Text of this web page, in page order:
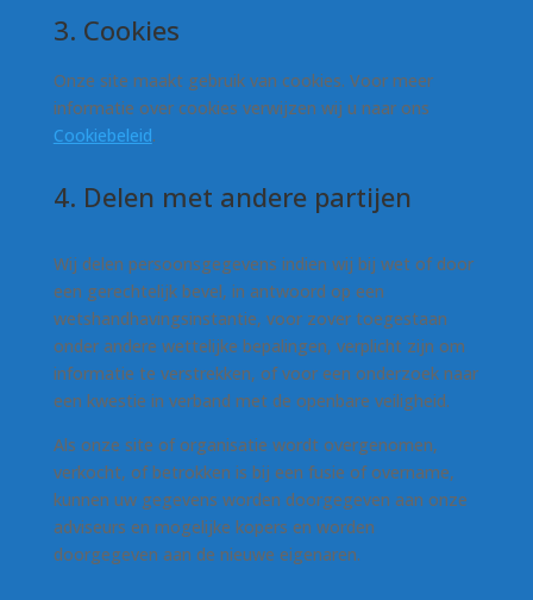
3. Cookies
Onze site maakt gebruik van cookies. Voor meer
informatie over cookies verwijzen wij u naar ons
Cookiebeleid.
4. Delen met andere partijen
Wij delen persoonsgegevens indien wij bij wet of door
een gerechtelijk bevel, in antwoord op een
wetshandhavingsinstantie, voor zover toegestaan
onder andere wettelijke bepalingen, verplicht zijn om
informatie te verstrekken, of voor een onderzoek naar
een kwestie in verband met de openbare veiligheid.
Als onze site of organisatie wordt overgenomen,
verkocht, of betrokken is bij een fusie of overname,
kunnen uw gegevens worden doorgegeven aan onze
adviseurs en mogelijke kopers en worden
doorgegeven aan de nieuwe eigenaren.